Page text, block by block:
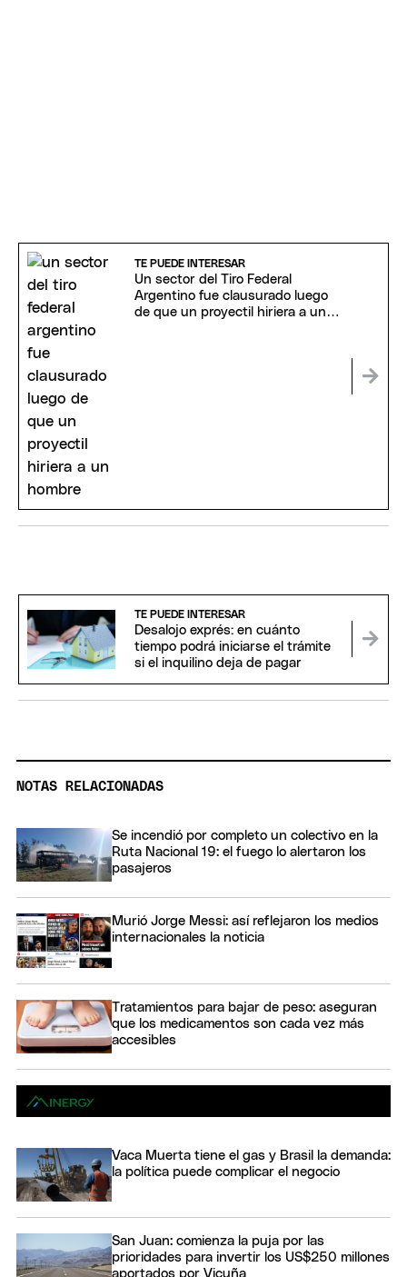
TE PUEDE INTERESAR
Un sector del Tiro Federal
Argentino fue clausurado luego
de que un proyectil hiriera a un
TE PUEDE INTERESAR
Desalojo exprés: en cuánto
tiempo podrá iniciarse el trámite
si el inquilino deja de pagar
NOTAS RELACIONADAS
Se incendió por completo un colectivo en la
Ruta Nacional 19: el fuego lo alertaron los
pasajeros
Murió Jorge Messi: así reflejaron los medios
internacionales la noticia
Tratamientos para bajar de peso: aseguran
que los medicamentos son cada vez más
accesibles
Vaca Muerta tiene el gas y Brasil la demanda:
la política puede complicar el negocio
San Juan: comienza la puja por las
prioridades para invertir los US$250 millones
aportados por Vicuña